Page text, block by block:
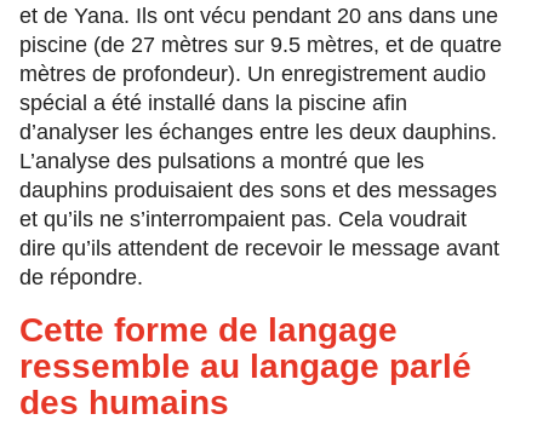
et de Yana. Ils ont vécu pendant 20 ans dans une
piscine (de 27 mètres sur 9.5 mètres, et de quatre
mètres de profondeur). Un enregistrement audio
spécial a été installé dans la piscine afin
d’analyser les échanges entre les deux dauphins.
L’analyse des pulsations a montré que les
dauphins produisaient des sons et des messages
et qu’ils ne s’interrompaient pas. Cela voudrait
dire qu’ils attendent de recevoir le message avant
de répondre.
Cette forme de langage
ressemble au langage parlé
des humains